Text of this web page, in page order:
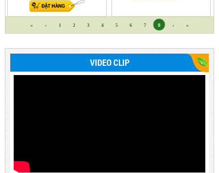
« ‹ 1 2 3 4 5 6 7 8 › »
VIDEO CLIP